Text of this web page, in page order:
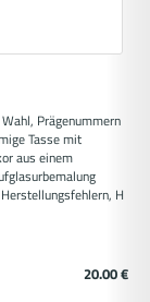
Prägenummern
Tasse mit
aus einem
H
20.00 €